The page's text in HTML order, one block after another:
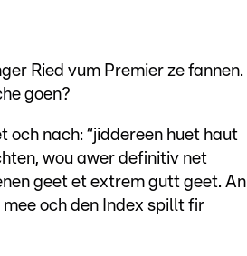
Ried vum Premier ze fannen.
goen?
och nach: “jiddereen huet haut
wou awer definitiv net
geet et extrem gutt geet. An
och den Index spillt fir